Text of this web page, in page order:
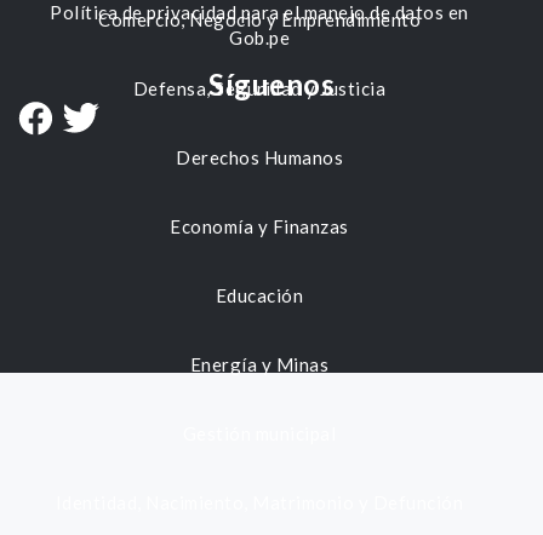
Comercio, Negocio y Emprendimiento
Defensa, Seguridad y Justicia
Derechos Humanos
Economía y Finanzas
Educación
Energía y Minas
Política de privacidad para el manejo de datos en
Gob.pe
Síguenos